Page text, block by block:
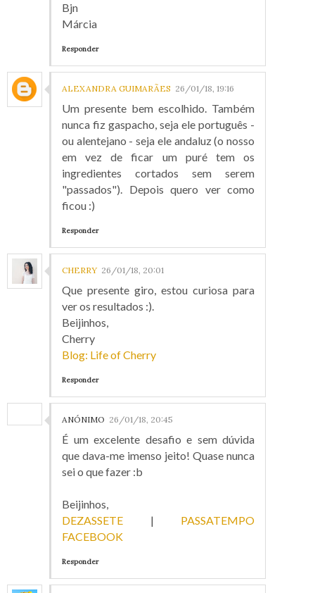
Bjn
Márcia
Responder
ALEXANDRA GUIMARÃES 26/01/18, 19:16
Um presente bem escolhido. Também
nunca fiz gaspacho, seja ele português -
ou alentejano - seja ele andaluz (o nosso
em vez de ficar um puré tem os
ingredientes cortados sem serem
"passados"). Depois quero ver como
ficou :)
Responder
CHERRY 26/01/18, 20:01
Que presente giro, estou curiosa para
ver os resultados :).
Beijinhos,
Cherry
Blog: Life of Cherry
Responder
ANÓNIMO 26/01/18, 20:45
É um excelente desafio e sem dúvida
que dava-me imenso jeito! Quase nunca
sei o que fazer :b
Beijinhos,
DEZASSETE | PASSATEMPO
FACEBOOK
Responder